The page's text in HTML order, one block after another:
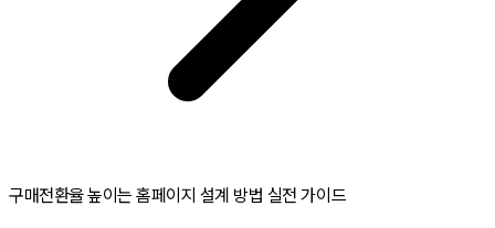
구매전환율 높이는 홈페이지 설계 방법 실전 가이드